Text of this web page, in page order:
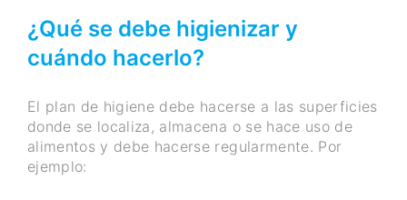
¿Qué se debe higienizar y
cuándo hacerlo?
El plan de higiene debe hacerse a las superficies
donde se localiza, almacena o se hace uso de
alimentos y debe hacerse regularmente. Por
ejemplo: